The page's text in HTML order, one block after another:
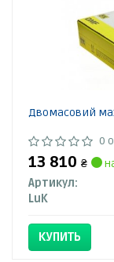
Двомасовий
0
13 810 ₴
Артикул:
LuK
КУПИТЬ